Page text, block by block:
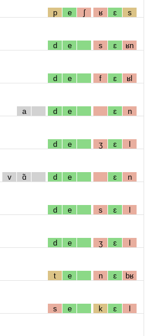
p e ʃ ʁ ɛ s
d e s ɛ ʁn
d e f ɛ ʁl
a d e ɛ n
d e ʒ ɛ l
v ɑ̃ d e ɛ n
d e s ɛ l
d e ʒ ɛ l
t e n ɛ bʁ
s e k ɛ l